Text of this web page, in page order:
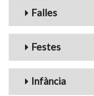
Falles
Festes
Infància